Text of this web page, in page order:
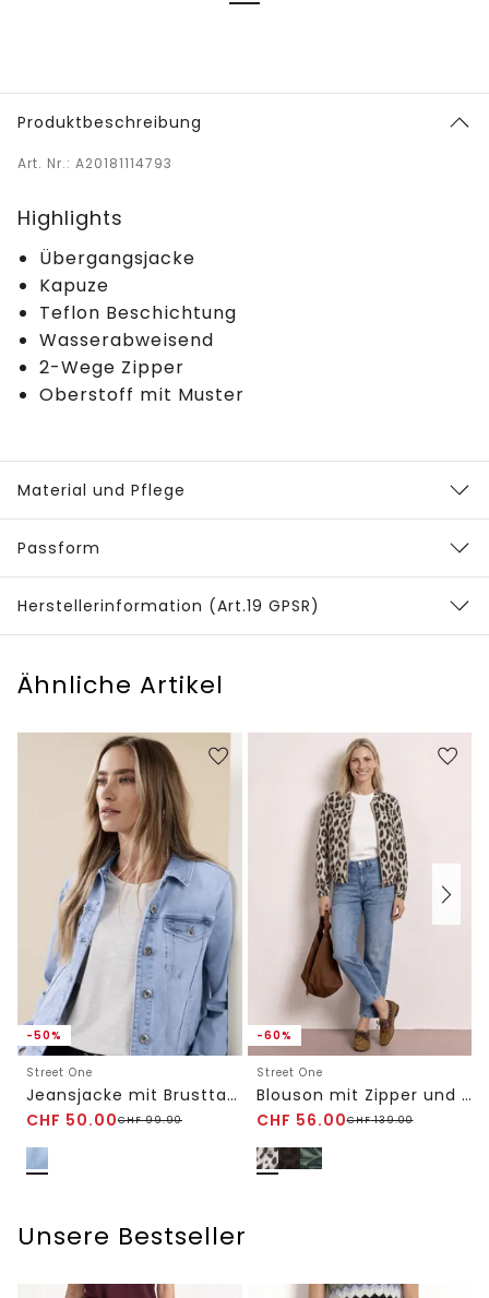
Produktbeschreibung
Art. Nr.: A20181114793
Highlights
Übergangsjacke
Kapuze
Teflon Beschichtung
Wasserabweisend
2-Wege Zipper
Oberstoff mit Muster
Material und Pflege
Passform
Herstellerinformation (Art.19 GPSR)
Ähnliche Artikel
-50%
Street One
Jeansjacke mit Brusttaschen und Knöpfen
CHF 50.00CHF99.90
-60%
Street One
Blouson mit Zipper und Print
CHF 56.00CHF139.00
Unsere Bestseller